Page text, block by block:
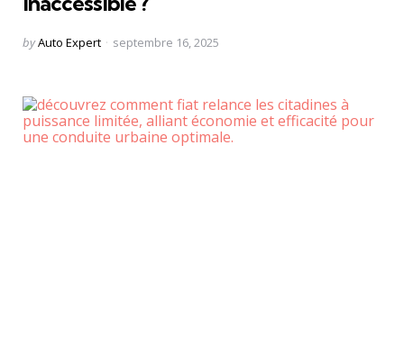
Posted
byAuto Expert septembre 16, 2025